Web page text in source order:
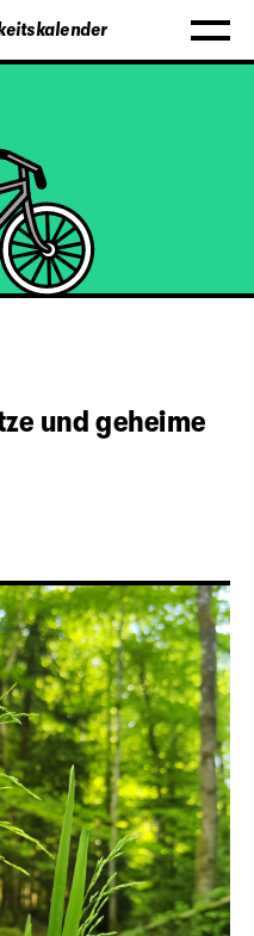
und geheime